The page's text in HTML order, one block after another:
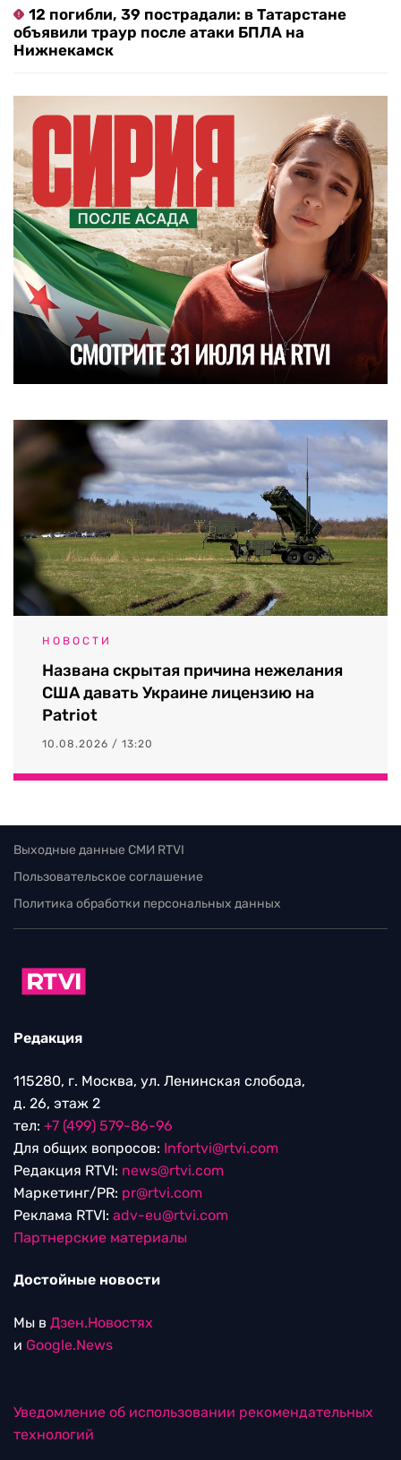
12 погибли, 39 пострадали: в Татарстане
объявили траур после атаки БПЛА на
Нижнекамск
НОВОСТИ
Названа скрытая причина нежелания
США давать Украине лицензию на
Patriot
10.08.2026 / 13:20
Выходные данные СМИ RTVI
Пользовательское соглашение
Политика обработки персональных данных
Редакция
115280, г. Москва, ул. Ленинская слобода,
д. 26, этаж 2
тел: +7 (499) 579-86-96
Для общих вопросов: Infortvi@rtvi.com
Редакция RTVI: news@rtvi.com
Маркетинг/PR: pr@rtvi.com
Реклама RTVI: adv-eu@rtvi.com
Партнерские материалы
Достойные новости
Мы в Дзен.Новостях
и Google.News
Уведомление об использовании рекомендательных
технологий